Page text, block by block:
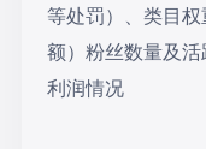
等处罚）、类目
额）粉丝数量及
利润情况